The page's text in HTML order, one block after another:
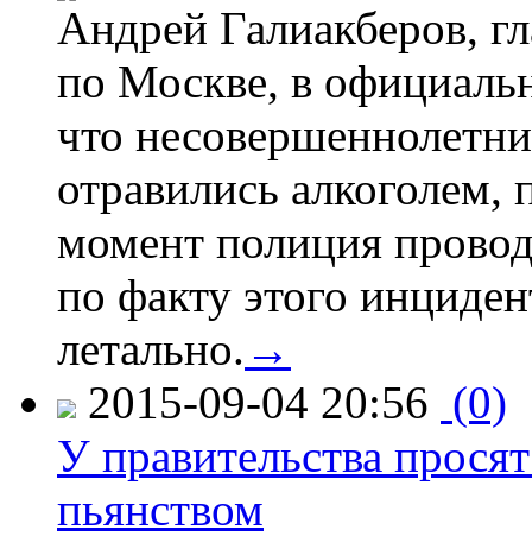
Андрей Галиакберов,
по Москве, в
что
отравились
момент полиция
по факту этого
летально. →
2015-09-04 20:56 (0)
У правительства
пьянством